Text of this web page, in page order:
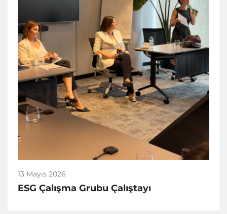
13 Mayıs 2026
ESG Çalışma Grubu Çalıştayı